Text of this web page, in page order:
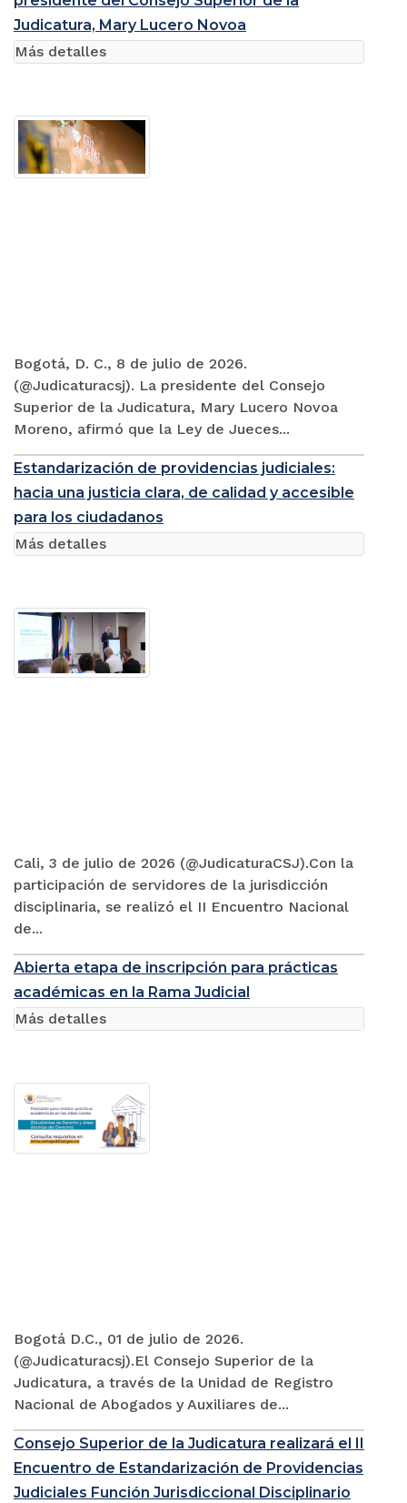
Judicatura, Mary Lucero Novoa
Bogotá, D. C., 8 de julio de 2026.
(@Judicaturacsj). La presidente del Consejo
Superior de la Judicatura, Mary Lucero Novoa
Moreno, afirmó que la Ley de Jueces...
Más detalles
Estandarización de providencias judiciales:
hacia una justicia clara, de calidad y accesible
para los ciudadanos
Cali, 3 de julio de 2026 (@JudicaturaCSJ).Con la
participación de servidores de la jurisdicción
disciplinaria, se realizó el II Encuentro Nacional
de...
Más detalles
Abierta etapa de inscripción para prácticas
académicas en la Rama Judicial
Bogotá D.C., 01 de julio de 2026.
(@Judicaturacsj).El Consejo Superior de la
Judicatura, a través de la Unidad de Registro
Nacional de Abogados y Auxiliares de...
Más detalles
Consejo Superior de la Judicatura realizará el II
Encuentro de Estandarización de Providencias
Judiciales Función Jurisdiccional Disciplinario